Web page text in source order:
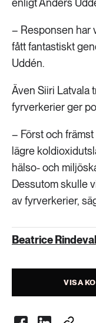
enligt Anders
– Responsen har
fått fantastiskt
Uddén.
Även Siiri Latvala
fyrverkerier ger
– Först och
lägre
hälso- och
Dessutom skulle
av fyrverkerier,
Beatrice Rindevall
VISA